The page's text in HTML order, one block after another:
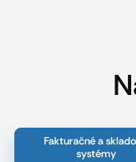
Fakturačné a
systémy